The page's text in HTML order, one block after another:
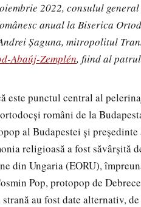
2022, consulul
anual la Biserica
Șaguna, mitropolitul
Abaúj-Zemplén, fiind al
este punctul central al
români de la
al Budapestei și
religioasă a fost săvârşită
din Ungaria (EORU),
Pop, protopop de
strană au fost date alternativ,